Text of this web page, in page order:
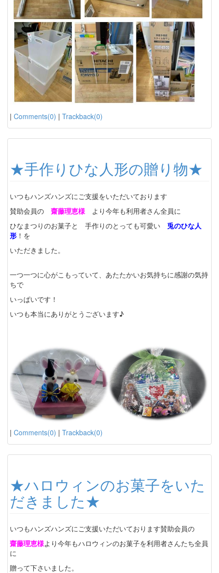
| Comments(0) | Trackback(0)
★手作りひな人形の贈り物★
いつもハンズハンズにご支援をいただいております
賛助会員の 齋藤理恵様 より今年も利用者さん全員に
ひなまつりのお菓子と 手作りのとっても可愛い 兎のひな人
形 ！を
いただきました。
一つ一つに心がこもっていて、あたたかいお気持ちに感謝の気持
ちで
いっぱいです！
いつも本当にありがとうございます♪
| Comments(0) | Trackback(0)
★ハロウィンのお菓子をいた
だきました★
いつもハンズハンズにご支援いただいております賛助会員の
齋藤理恵様より今年もハロウィンのお菓子を利用者さんたち全員
に
贈って下さいました。